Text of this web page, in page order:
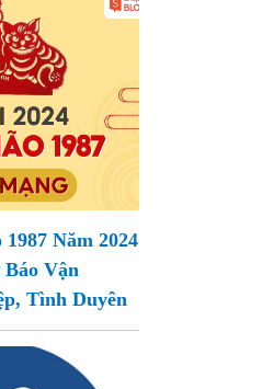
Năm 2024
Vận
Tình Duyên